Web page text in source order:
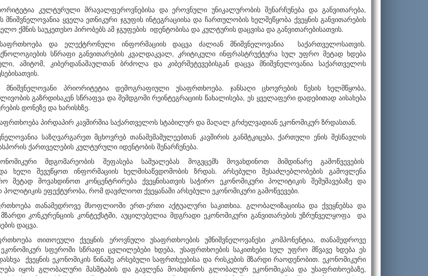
კულტურული მრავალფეროვნებისა და ეროვნული უნიკალურობის შენარჩუნება და განვითარება,
მნიშვნელოვანია ყველა ეთნიკური ჯგუფის ინტეგრაციისა და ჩართულობის ხელშეწყობა ქვეყნის განვითარების
ქმნის საუკეთესო პირობებს ამ ჯგუფების იდენტობისა და კულტურის დაცვისა და განვითარებისათვის.
და ელექტრონული ინფორმაციის დაცვა ძალიან მნიშვნელოვანია საქართველოსათვის.
სწრაფი განვითარების კვალდაკვალ, კრიტიკული ინფრასტრუქტურა სულ უფრო მეტად ხდება
ამიტომ, კიბერდანაშაულთან ბრძოლა და კიბერშეტევებისგან დაცვა მნიშვნელოვანია საქართველოს
მნიშვნელოვანი პრიორიტეტია დემოგრაფიული უსაფრთხოება. ჯანსაღი ცხოვრების წესის ხელშწყობა,
გაზრდისაკენ სწრაფვა და შემდგომი რეინტეგრაციის წახალისება, ეს ყველაფერი დადებითად აისახება
დონეზე და ხარისხზე.
პირდაპირ კავშირშია საქართველოს სტაბილურ და მაღალ გრძელვადიან ეკონომიკურ ზრდასთან.
საზღვარგარეთ მცხოვრებ თანამემამულეებთან კავშირის განმტკიცება, ქართული ენის შესწავლის
ქართველების კულტურული იდენტობის შენარჩუნება.
მდგომარეობის შეფასება საშუალებას მოგვცემს მოვახდინოთ მიმდინარე გამოწვევების
ხელი შევუწყოთ ინფორმაციის ხელმისაწვდომობის ზრდას. არსებული შესაძლებლობების გამოვლენა
მეტად მოვახდინოთ კონცენტრირება ქვეყნისათვის საჭირო ეკონომიკური პოლიტიკის შემუშავებაზე და
ეფექტურობა, რომ დავძლიოთ ქვეყანაში არსებული ეკონომიკური გამოწვევები.
თანამედროვე მსოფლიოში ერთ-ერთი აქტუალური საკითხია. გლობალიზაციისა და ქვეყნებსა და
მზარდი კონკურენციის კონტექსტში, აუცილებელია მდგრადი ეკონომიკური განვითარების უზრუნველყოფა და
დაცვა.
თითოეული ქვეყნის ეროვნული უსაფრთხოების უმნიშვნელოვანესი კომპონენტია, თანამედროვე
ეკონომიკურ სფეროში სწრაფი ცვლილებები ხდება, უსაფრთხოების საკითხები სულ უფრო მწვავე ხდება ეს
ქვეყნის ეკონომიკის წინაშე არსებული საფრთხეებისა და რისკების მზარდი რაოდენობით. ეკონომიკური
იყოს გლობალური მასშტაბის და გავლენა მოახდინოს გლობალურ ეკონომიკასა და უსაფრთხოებაზე,